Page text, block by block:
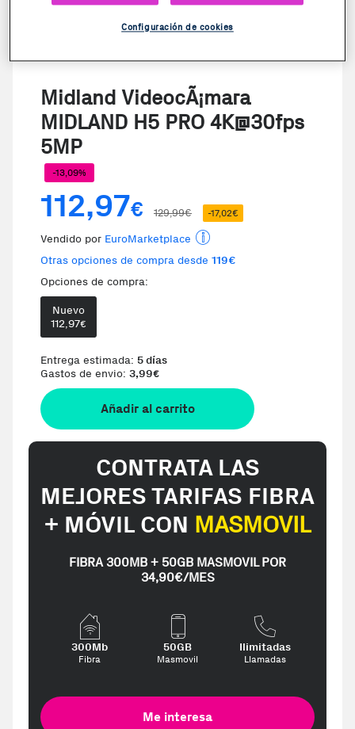
Midland VideocÃ¡mara
MIDLAND H5 PRO 4K@30fps
5MP
-13,09%
112,97€ 129,99€ -17,02€
Vendido por EuroMarketplace
Otras opciones de compra desde 119€
Opciones de compra:
Nuevo
112,97€
Entrega estimada: 5 días
Gastos de envio: 3,99€
Añadir al carrito
CONTRATA LAS
MEJORES TARIFAS FIBRA
+ MÓVIL CON MASMOVIL
FIBRA 300MB + 50GB MASMOVIL POR
34,90€/MES
300Mb
Fibra
50GB
Masmovil
Ilimitadas
Llamadas
Me interesa
Configuración de cookies